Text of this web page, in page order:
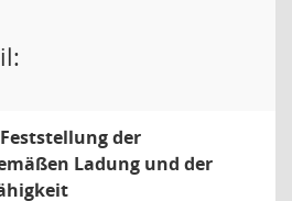
der
Ladung und der